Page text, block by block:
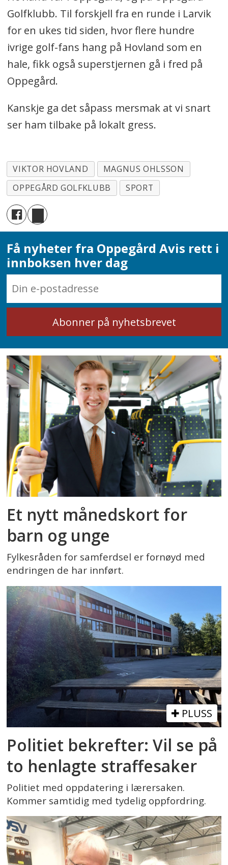
Golfklubb. Til forskjell fra en runde i Larvik
for en ukes tid siden, hvor flere hundre
ivrige golf-fans hang på Hovland som en
hale, fikk også superstjernen gå i fred på
Oppegård.
Kanskje ga det såpass mersmak at vi snart
ser ham tilbake på lokalt gress.
VIKTOR HOVLAND
MAGNUS OHLSSON
OPPEGÅRD GOLFKLUBB
SPORT
Få nyheter fra Oppegård Avis rett i
innboksen hver dag
Et nytt månedskort for
barn og unge
Fylkesråden for samferdsel er fornøyd med
endringen de har innført.
PLUSS
Politiet bekrefter: Vil se på
to henlagte straffesaker
Politiet med oppdatering i lærersaken.
Kommer samtidig med tydelig oppfordring.